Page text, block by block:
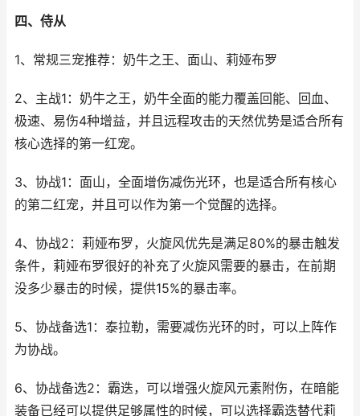
四、侍从
1、常规三宠推荐：奶牛之王、面山、莉娅布罗
2、主战1：奶牛之王，奶牛全面的能力覆盖回能、回血、
极速、易伤4种增益，并且远程攻击的天然优势是适合所有
核心选择的第一红宠。
3、协战1：面山，全面增伤减伤光环，也是适合所有核心
的第二红宠，并且可以作为第一个觉醒的选择。
4、协战2：莉娅布罗，火旋风优先是满足80%的暴击触发
条件，莉娅布罗很好的补充了火旋风需要的暴击，在前期
没多少暴击的时候，提供15%的暴击率。
5、协战备选1：泰拉勒，需要减伤光环的时，可以上阵作
为协战。
6、协战备选2：霸迭，可以增强火旋风元素附伤，在暗能
装备已经可以提供足够属性的时候，可以选择霸迭替代莉